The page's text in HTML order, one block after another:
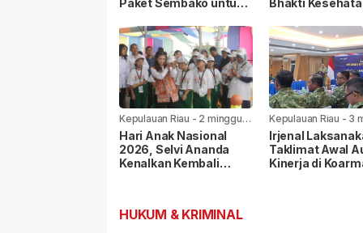
Paket Sembako untuk
Kabupaten/Kota
Bhakti
Tanjungpinang
Kepulauan Riau - 2 minggu
yang lalu
Hari Anak Nasional
2026, Selvi Ananda
Kenalkan Kembali
Kepulauan Riau - 3
yang lalu
Irjenal
Taklimat Awal
Kinerja di
HUKUM & KRIMINAL